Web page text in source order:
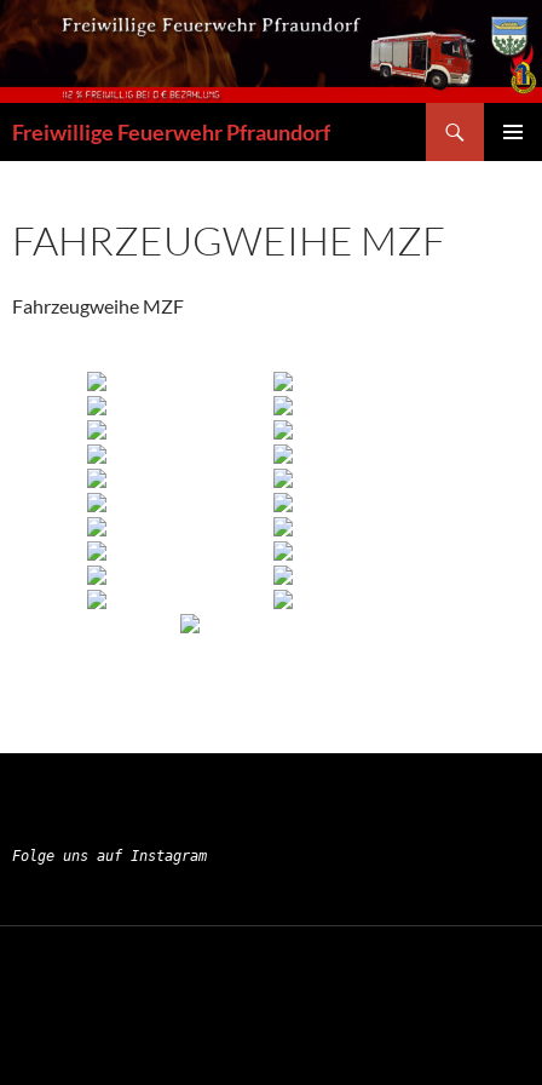
Zum
Inhalt
springen
Freiwillige Feuerwehr Pfraundorf
FAHRZEUGWEIHE MZF
Fahrzeugweihe MZF
Folge uns auf Instagram